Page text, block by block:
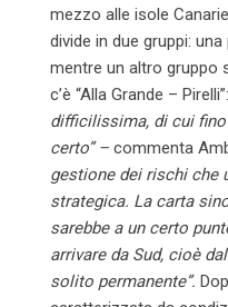
mezzo alle isole
divide in due gruppi:
mentre un altro gruppo
c’è “Alla Grande –
difficilissima, di cui
certo” – commenta
gestione dei rischi che
strategica. La carta
sarebbe a un certo
arrivare da Sud, cioè
solito permanente”.